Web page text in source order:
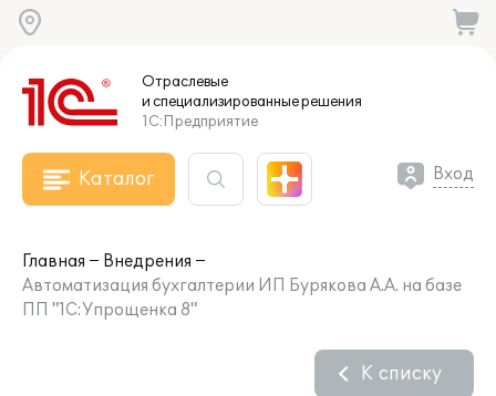
Отраслевые
и специализированныерешения
1С:Предприятие
Каталог Вход
Главная
Внедрения
Автоматизация бухгалтерии ИП Бурякова А.А. на базе
ПП "1С:Упрощенка 8"
К списку